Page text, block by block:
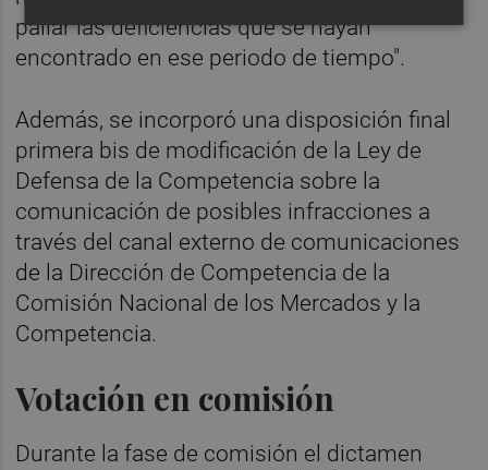
paliar las deficiencias que se hayan
encontrado en ese periodo de tiempo".
Además, se incorporó una disposición final
primera bis de modificación de la Ley de
Defensa de la Competencia sobre la
comunicación de posibles infracciones a
través del canal externo de comunicaciones
de la Dirección de Competencia de la
Comisión Nacional de los Mercados y la
Competencia.
Votación en comisión
Durante la fase de comisión el dictamen